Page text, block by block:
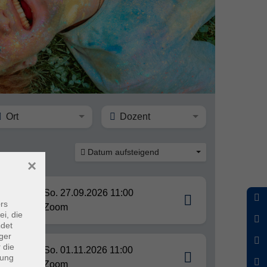
Ort Dozent
Datum aufsteigend
So. 27.09.2026 11:00
Zoom
So. 01.11.2026 11:00
Zoom
die
die
×